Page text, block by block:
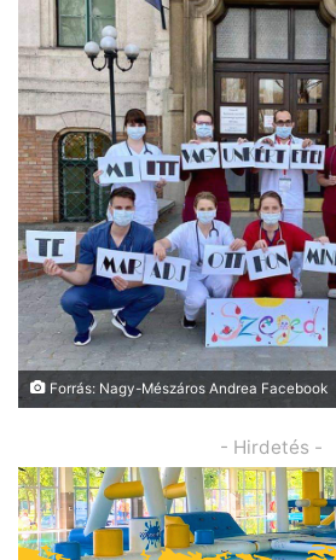
Forrás: Nagy-Mészáros Andrea Facebook
- Hirdetés -